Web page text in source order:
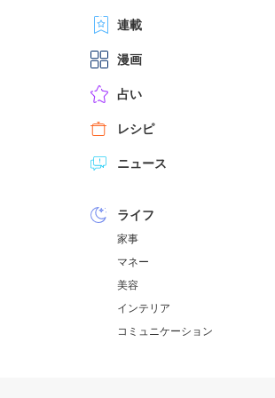
連載
漫画
占い
レシピ
ニュース
ライフ
家事
マネー
美容
インテリア
コミュニケーション